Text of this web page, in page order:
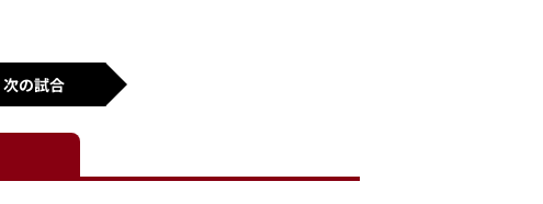
次の試合